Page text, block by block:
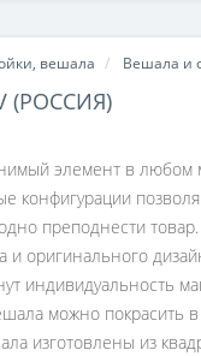
вешала Вешала и
(РОССИЯ)
элемент в любом
конфигурации
преподнести
и оригинального
индивидуальность
можно покрасить
изготовлены из